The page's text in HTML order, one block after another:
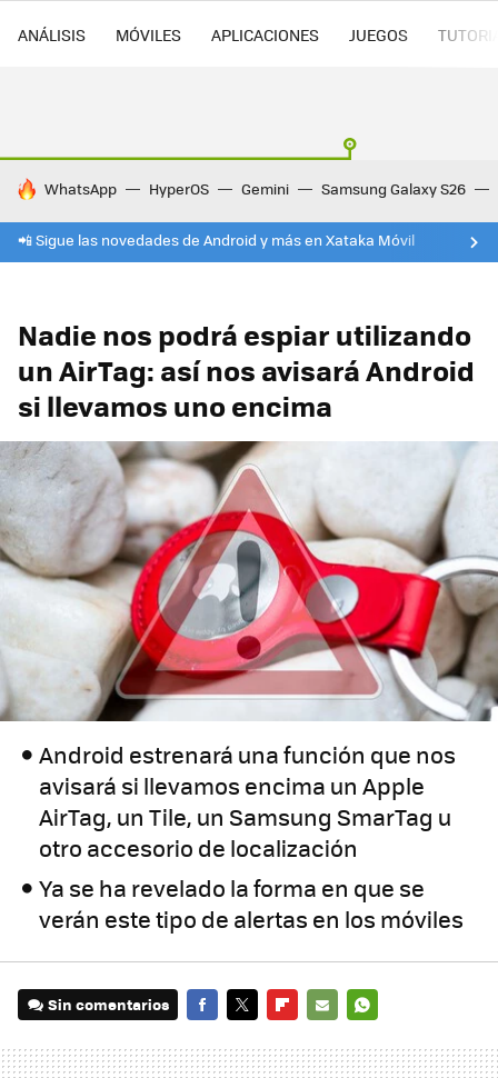
ANÁLISIS MÓVILES APLICACIONES JUEGOS
HOY SE HABLA DE
WhatsApp HyperOS Gemini Samsung Galaxy S26
📲 Sigue las novedades de Android y más en Xataka Móvil
Nadie nos podrá espiar utilizando
un AirTag: así nos avisará Android
si llevamos uno encima
Android estrenará una función que nos
avisará si llevamos encima un Apple
AirTag, un Tile, un Samsung SmarTag u
otro accesorio de localización
Ya se ha revelado la forma en que se
verán este tipo de alertas en los móviles
Sin comentarios
MAIL